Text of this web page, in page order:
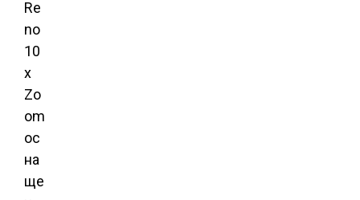
Re
no
10
x
Zo
om
ос
на
ще